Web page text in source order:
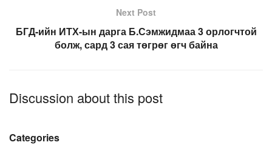
Next Post
БГД-ийн ИТХ-ын дарга Б.Сэмжидмаа 3 орлогчтой
болж, сард 3 сая төгрөг өгч байна
Discussion about this post
Categories